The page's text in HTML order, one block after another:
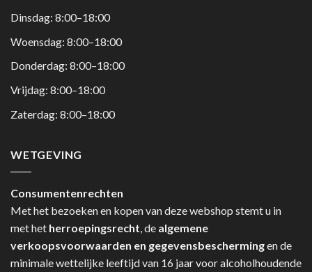
Dinsdag: 8:00–18:00
Woensdag: 8:00–18:00
Donderdag: 8:00–18:00
Vrijdag: 8:00–18:00
Zaterdag: 8:00–18:00
WETGEVING
Consumentenrechten
Met het bezoeken en kopen van deze webshop stemt u in
met het herroepingsrecht , de algemene
verkoopsvoorwaarden en gegevensbeschermingen de
minimale wettelijke leeftijd van 16 jaar voor alcoholhoudende